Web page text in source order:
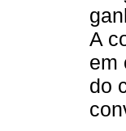
A
em
do